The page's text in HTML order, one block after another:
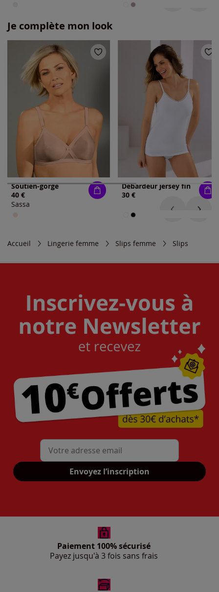
Je complète mon look
Soutien-gorge
40 €
Sassa
Débardeur jersey fin
30 €
Accueil Lingerie femme Slips femme Slips
Mon adresse mail
Envoyez l’inscription
Paiement 100% sécurisé
Payez jusqu'à 3 fois sans frais